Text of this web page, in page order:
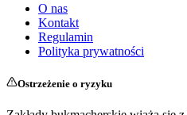
O nas
Kontakt
Regulamin
Polityka prywatności
Ostrzeżenie o ryzyku